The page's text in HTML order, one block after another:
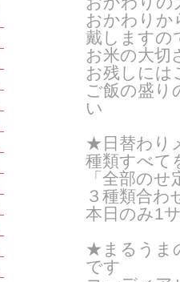
おかわりか
戴しますの
お米の大切
お残しには
ご飯の盛り
い
★日替わり
種類すべて
「全部の
３種類合わ
本日のみ1
★まるうま
です